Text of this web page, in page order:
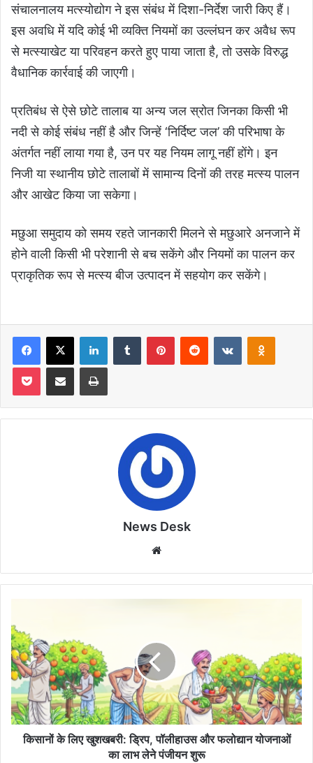
संचालनालय मत्स्योद्योग ने इस संबंध में दिशा-निर्देश जारी किए हैं।
इस अवधि में यदि कोई भी व्यक्ति नियमों का उल्लंघन कर अवैध रूप
से मत्स्याखेट या परिवहन करते हुए पाया जाता है, तो उसके विरुद्ध
वैधानिक कार्रवाई की जाएगी।
प्रतिबंध से ऐसे छोटे तालाब या अन्य जल स्रोत जिनका किसी भी
नदी से कोई संबंध नहीं है और जिन्हें ‘निर्दिष्ट जल’ की परिभाषा के
अंतर्गत नहीं लाया गया है, उन पर यह नियम लागू नहीं होंगे। इन
निजी या स्थानीय छोटे तालाबों में सामान्य दिनों की तरह मत्स्य पालन
और आखेट किया जा सकेगा।
मछुआ समुदाय को समय रहते जानकारी मिलने से मछुआरे अनजाने में
होने वाली किसी भी परेशानी से बच सकेंगे और नियमों का पालन कर
प्राकृतिक रूप से मत्स्य बीज उत्पादन में सहयोग कर सकेंगे।
Facebook
X LinkedInTumblr PinterestReddit VKontakte
Pocket Share via Email Print
News Desk
लिए
खुशखबरी:
ड्रिप,
पॉलीहाउस
और
फलोद्यान
योजनाओं
किसानों के लिए खुशखबरी: ड्रिप, पॉलीहाउस और फलोद्यान योजनाओं
का लाभ लेने पंजीयन शुरू